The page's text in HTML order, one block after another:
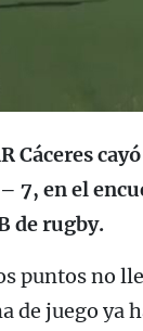
Cáceres
7, en el
de rugby.
puntos no
de juego ya